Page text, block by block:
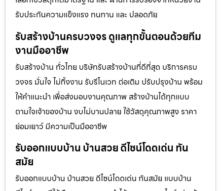
รับประกันความแข็งแรง ทนทาน และ ปลอดภัย
รับสร้างบ้านครบวงจร ดูแลทุกขั้นตอนด้วยทีม
งานมืออาชีพ
รับสร้างบ้าน ทั่วไทย บริษัทรับสร้างบ้านที่ดีที่สุด บริการครบ
วงจร มั่นใจ ไม่ทิ้งงาน รับรีโนเวท ต่อเติม ปรับปรุงบ้าน พร้อม
ให้คำแนะนำ เพื่อส่งมอบงานคุณภาพ สร้างบ้านได้ทุกแบบ
ตามใจเจ้าของบ้าน งบไม่บานปลาย ใช้วัสดุคุณภาพสูง ราคา
ย่อมเยาว์ มีความเป็นมืออาชีพ
รับออกแบบบ้าน บ้านสวย ดีไซน์โดดเด่น ทัน
สมัย
รับออกแบบบ้าน บ้านสวย ดีไซน์โดดเด่น ทันสมัย แบบบ้าน